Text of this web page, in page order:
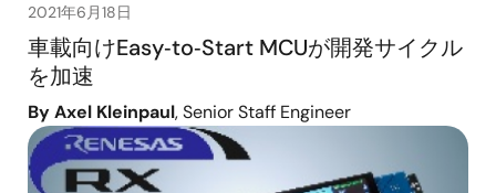
2021年6月18日
車載向けEasy‑to‑Start MCUが開発サイクル
を加速
By Axel Kleinpaul, Senior Staff Engineer